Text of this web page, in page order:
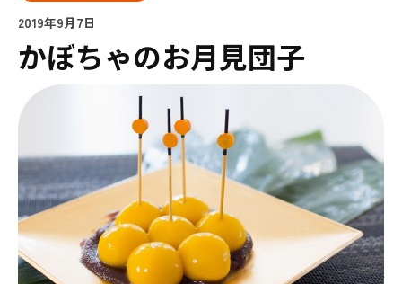
2019年9月7日
かぼちゃのお月見団子